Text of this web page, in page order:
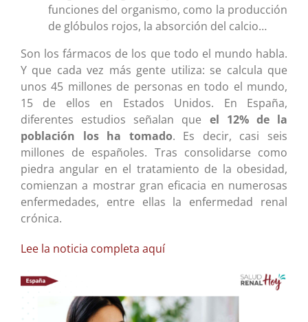
funciones del organismo, como la producción
de glóbulos rojos, la absorción del calcio…
Son los fármacos de los que todo el mundo habla.
Y que cada vez más gente utiliza: se calcula que
unos 45 millones de personas en todo el mundo,
15 de ellos en Estados Unidos. En España,
diferentes estudios señalan que el 12% de la
población los ha tomado. Es decir, casi seis
millones de españoles. Tras consolidarse como
piedra angular en el tratamiento de la obesidad,
comienzan a mostrar gran eficacia en numerosas
enfermedades, entre ellas la enfermedad renal
crónica.
Lee la noticia completa aquí